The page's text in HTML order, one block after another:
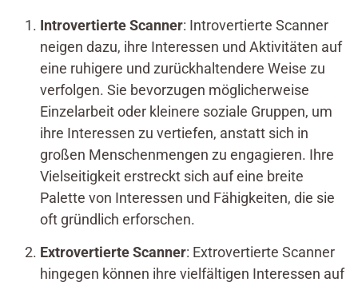
Introvertierte Scanner: Introvertierte Scanner
neigen dazu, ihre Interessen und Aktivitäten auf
eine ruhigere und zurückhaltendere Weise zu
verfolgen. Sie bevorzugen möglicherweise
Einzelarbeit oder kleinere soziale Gruppen, um
ihre Interessen zu vertiefen, anstatt sich in
großen Menschenmengen zu engagieren. Ihre
Vielseitigkeit erstreckt sich auf eine breite
Palette von Interessen und Fähigkeiten, die sie
oft gründlich erforschen.
Extrovertierte Scanner: Extrovertierte Scanner
hingegen können ihre vielfältigen Interessen auf